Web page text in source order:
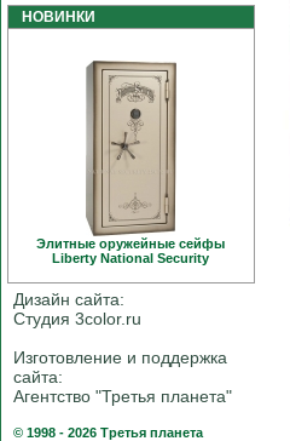
НОВИНКИ
Элитные оружейные сейфы
Liberty National Security
Дизайн сайта:
Студия 3color.ru
Изготовление и поддержка
сайта:
Агентство "Третья планета"
© 1998 - 2026 Третья планета